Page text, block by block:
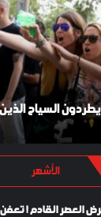
السياح
الأشهر
العصر القادم !